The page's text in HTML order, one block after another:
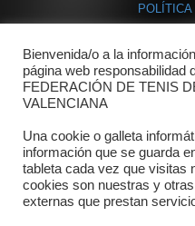
Directorio
Bienvenida/o a la
página web responsabilidad
FEDERACIÓN DE TENIS
VALENCIANA
Una cookie o galleta
información que se guarda
tableta cada vez que visitas
cookies son nuestras y
externas que prestan